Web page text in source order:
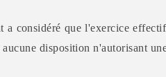
considéré que l'exercice
disposition n'autorisant